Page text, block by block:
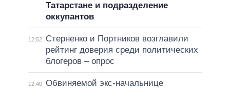
Татарстане и подразделение
оккупантов
12:52
Стерненко и Портников возглавили
рейтинг доверия среди политических
блогеров – опрос
12:40 Обвиняемой экс-начальнице